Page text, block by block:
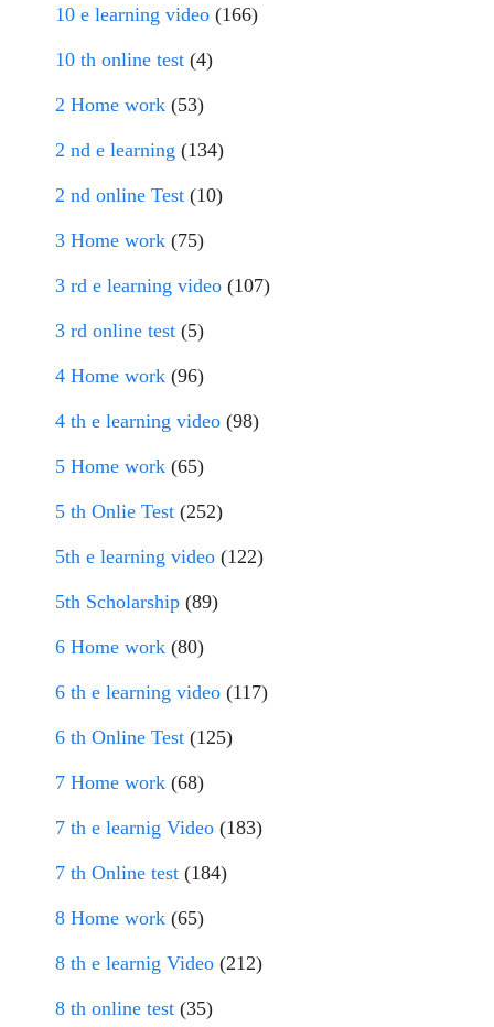
10 e learning video (166)
10 th online test (4)
2 Home work (53)
2 nd e learning (134)
2 nd online Test (10)
3 Home work (75)
3 rd e learning video (107)
3 rd online test (5)
4 Home work (96)
4 th e learning video (98)
5 Home work (65)
5 th Onlie Test (252)
5th e learning video (122)
5th Scholarship (89)
6 Home work (80)
6 th e learning video (117)
6 th Online Test (125)
7 Home work (68)
7 th e learnig Video (183)
7 th Online test (184)
8 Home work (65)
8 th e learnig Video (212)
8 th online test (35)